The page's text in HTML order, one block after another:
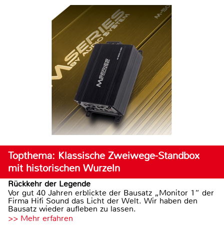
Topthema: Klassische Zweiwege-Standbox
mit historischen Wurzeln
Rückkehr der Legende
Vor gut 40 Jahren erblickte der Bausatz „Monitor 1“ der
Firma Hifi Sound das Licht der Welt. Wir haben den
Bausatz wieder aufleben zu lassen.
>> Mehr erfahren